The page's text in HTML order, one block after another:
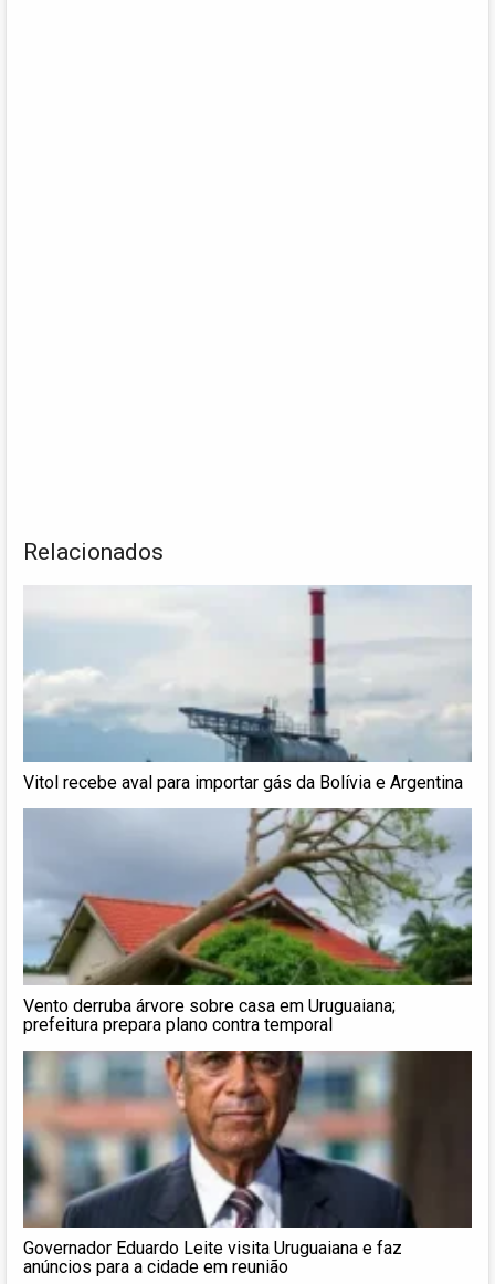
Relacionados
Vitol recebe aval para importar gás da Bolívia e Argentina
Vento derruba árvore sobre casa em Uruguaiana;
prefeitura prepara plano contra temporal
Governador Eduardo Leite visita Uruguaiana e faz
anúncios para a cidade em reunião